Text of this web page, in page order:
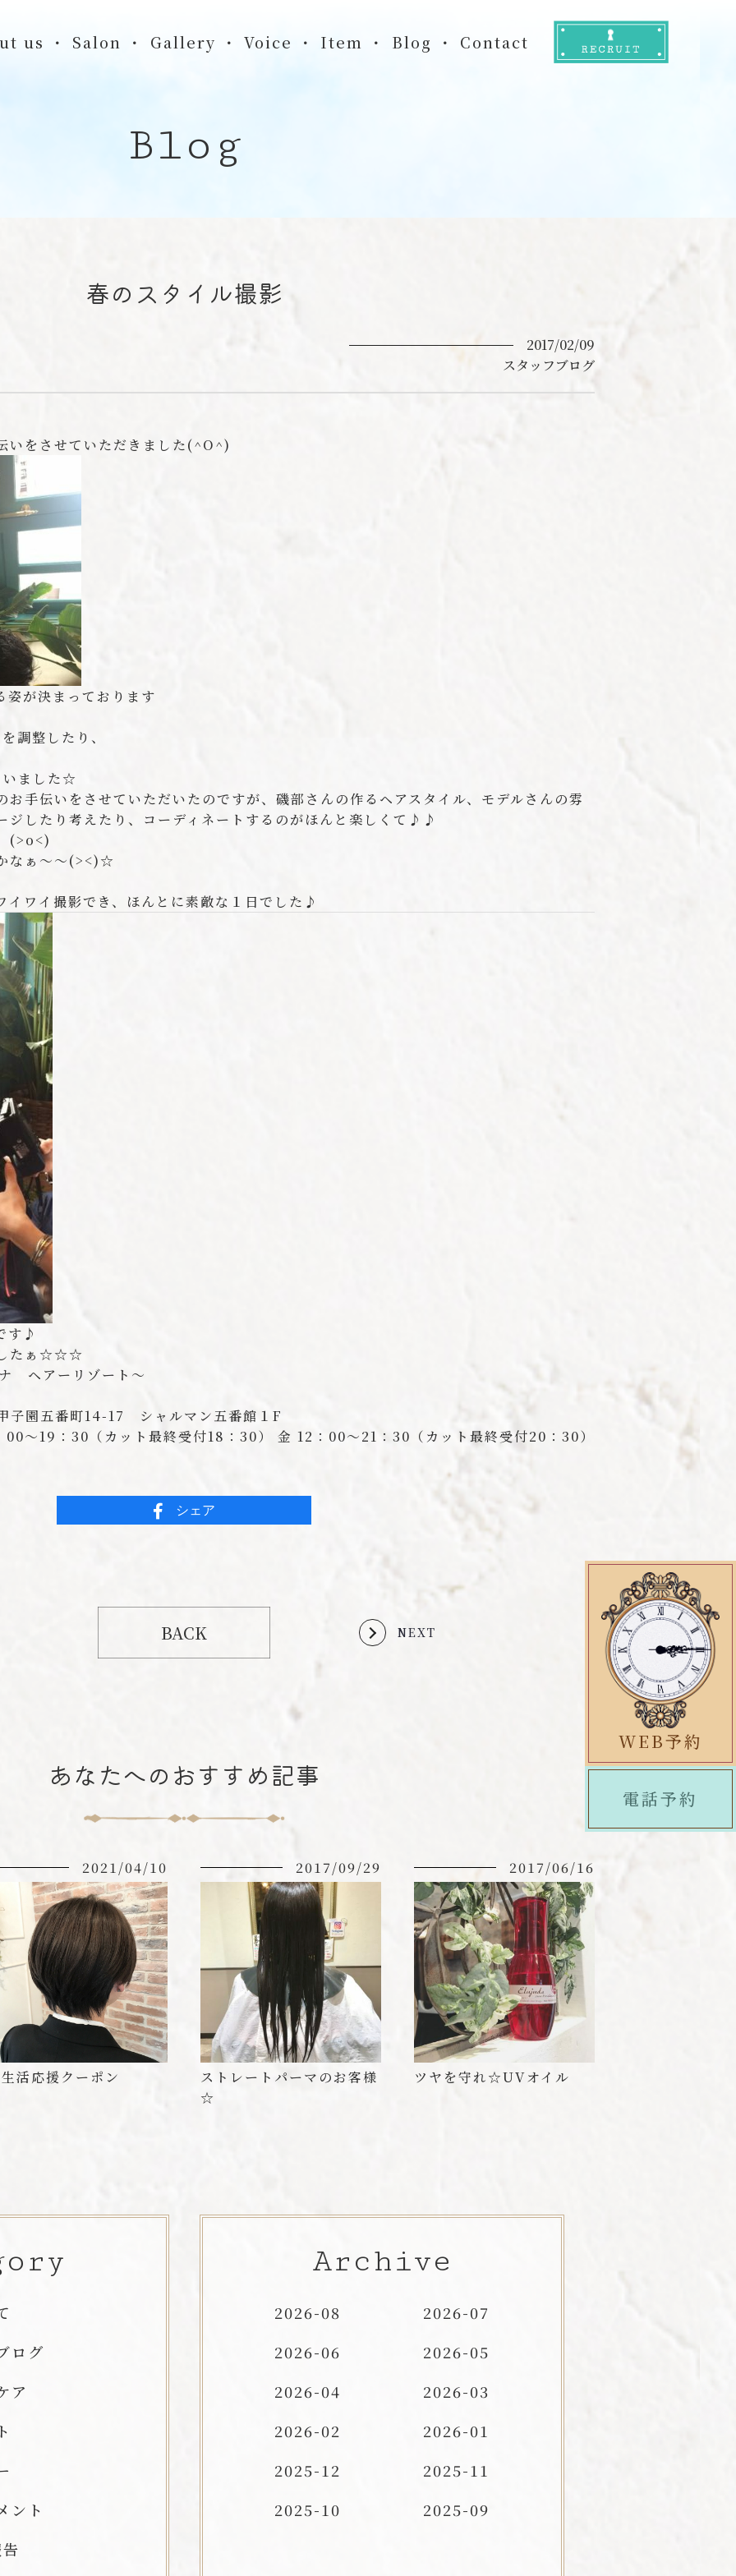
us Salon Gallery Voice Item Blog Contact
WEB予約
電話予約
Blog
春のスタイル撮影
2017/02/09
スタッフブログ
いをさせていただきました(^O^)
姿が決まっております
調整したり、
いました☆
手伝いをさせていただいたのですが、磯部さんの作るヘアスタイル、モデルさんの雰
ジしたり考えたり、コーディネートするのがほんと楽しくて♪♪
(>o<)
なぁ〜〜(><)☆
イワイ撮影でき、ほんとに素敵な１日でした♪
す♪
したぁ☆☆☆
ヘアーリゾート〜
園五番町14-17 シャルマン五番館１F
〜19：30（カット最終受付18：30） 金 12：00〜21：30（カット最終受付20：30）
シェア
BACK NEXT
あなたへのおすすめ記事
2021/04/10
活応援クーポン
2017/09/29
ストレートパーマのお客様
☆
2017/06/16
ツヤを守れ☆UVオイル
ログ
ア
ント
Archive
2026-08
2026-07
2026-06
2026-05
2026-04
2026-03
2026-02
2026-01
2025-12
2025-11
2025-10
2025-09